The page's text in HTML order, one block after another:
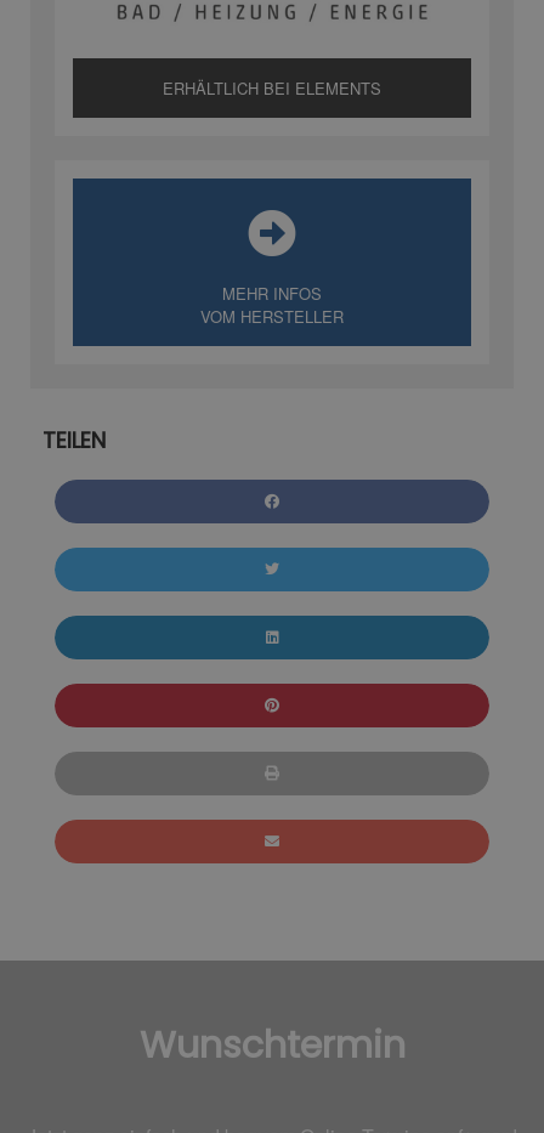
ERHÄLTLICH BEI ELEMENTS
MEHR INFOS
VOM HERSTELLER
TEILEN
Wunschtermin